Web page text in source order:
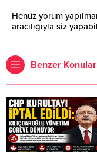
Henüz yorum
aracılığıyla siz
Benzer Konular